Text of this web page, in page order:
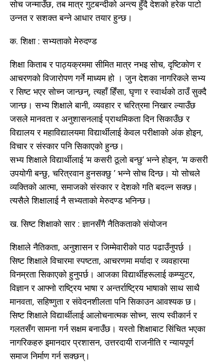
सोच जन्माउँछ, तब मात्र गुटबन्दीको अन्त्य हुँदै देशको हरेक पाटो
उन्नत र सशक्त बन्ने आधार तयार हुन्छ।
क. शिक्षा : सभ्यताको मेरुदण्ड
शिक्षा किताब र पाठ्यक्रममा सीमित मात्र नभइ सोच, दृष्टिकोण र
आचरणको विजारोपण गर्ने माध्यम हो । जुन देशका नागरिकले सभ्य
र सिष्ट भएर सोच्न जान्छन्, त्यहाँ हिँसा, घृणा र स्वार्थको ठाउँ सुक्दै
जान्छ। सभ्य शिक्षाले बानी, व्यवहार र चरित्रमा निखार ल्याउँछ
जसले मानवता र अनुशासनलाई प्राथमिकता दिन सिकाउँछ र
विद्यालय र महाविद्यालयमा विद्यार्थीलाई केवल परीक्षाको अंक होइन,
विचार र संस्कार पनि सिकाएको हुन्छ।
सभ्य शिक्षाले विद्यार्थीलाई ‘म कसरी ठूलो बन्छु’ भन्ने होइन, ‘म कसरी
उपयोगी बन्छु, चरित्रवान हुनसक्छु ’ भन्ने सोच दिन्छ। यो सोचले
व्यक्तिको आत्मा, समाजको संस्कार र देशको गति बदल्न सक्छ।
त्यसैले शिक्षालाई नै सभ्यताको मेरुदण्ड भनिन्छ।
ख. सिष्ट शिक्षाको सार : ज्ञानसँगै नैतिकताको संयोजन
शिक्षाले नैतिकता, अनुशासन र जिम्मेवारीको पाठ पढाउँनुपर्छ ।
सिष्ट शिक्षाले विचारमा स्पष्टता, आचरणमा मर्यादा र व्यवहारमा
विनम्रता सिकाएको हुनुपर्छ। आजका विद्यार्थीहरूलाई कम्प्युटर,
विज्ञान र आफ्नो राष्ट्रिय भाषा र अन्तर्राष्ट्रिय भाषाको साथ साथै
मानवता, सहिष्णुता र संवेदनशीलता पनि सिकाउन आवश्यक छ।
सिष्ट शिक्षाले विद्यार्थीलाई आलोचनात्मक सोच्न, सत्य स्वीकार्न र
गलतसँग सामना गर्न सक्षम बनाउँछ। यस्तो शिक्षाबाट सिंचित भएका
नागरिकहरु इमानदार प्रशासन, उत्तरदायी राजनीति र न्यायपूर्ण
समाज निर्माण गर्न सक्छन्।